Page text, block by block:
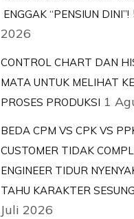
ENGGAK “PENSIUN DINI”!
2026
CONTROL CHART DAN
MATA UNTUK MELIHAT
PROSES PRODUKSI 1
BEDA CPM VS CPK VS
CUSTOMER TIDAK
ENGINEER TIDUR
TAHU KARAKTER
Juli 2026